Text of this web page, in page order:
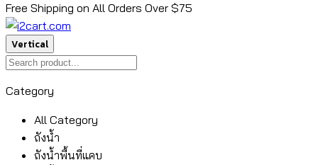
Free Shipping on All Orders Over $75
Vertical
Category
All Category
ถังน้ำ
ถังน้ำพื้นที่แคบ